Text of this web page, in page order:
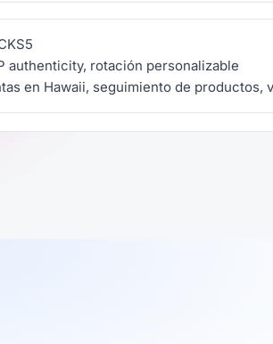
authenticity, rotación personalizable
en Hawaii, seguimiento de productos,